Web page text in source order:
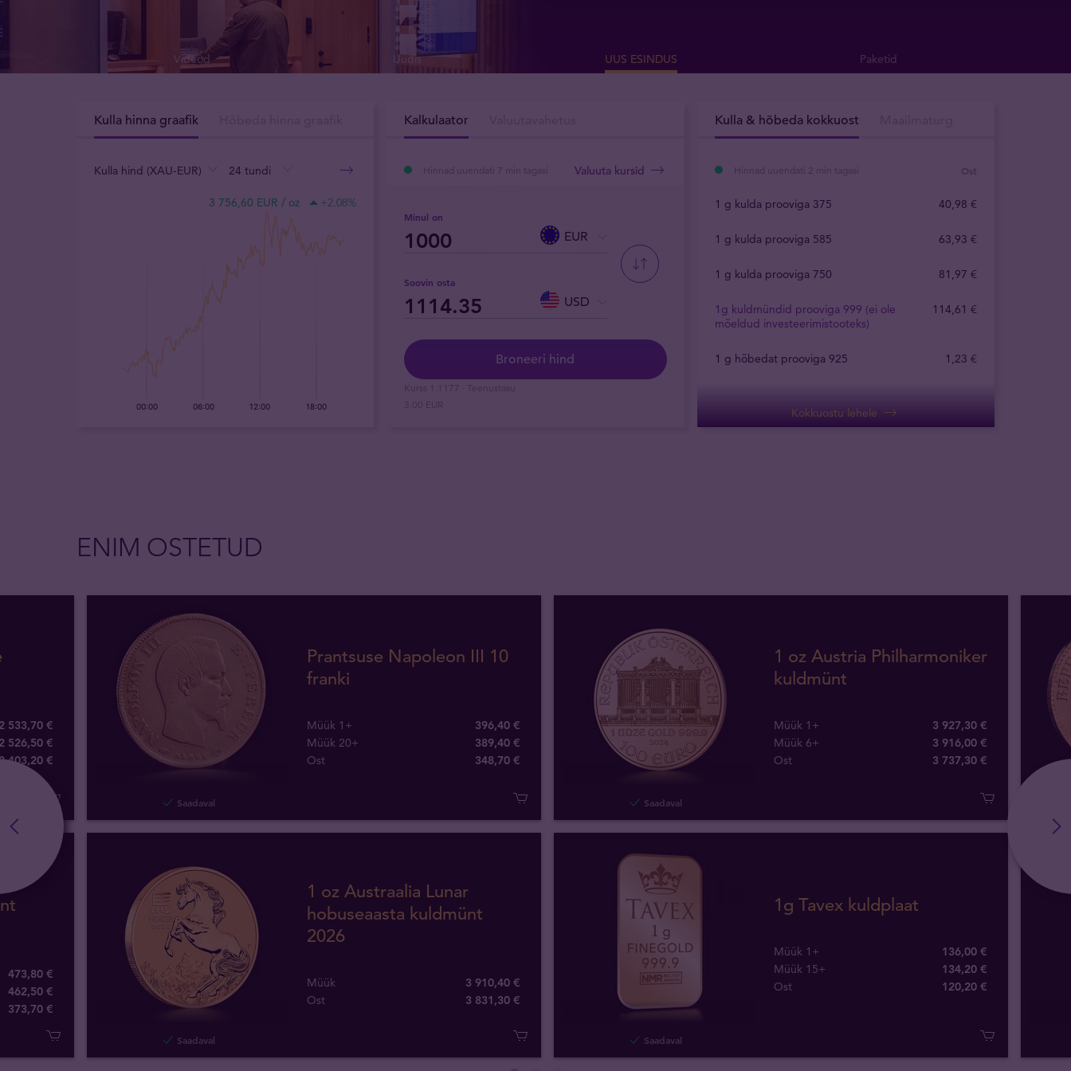
Videod Uudis UUS ESINDUS Paketid
Kulla hinna graafik
Kulla hind (XAU-EUR) 24 tundi
3 756,60 EUR / oz +2.08%
Kalkulaator
Hinnad uuendati 7 min tagasi
Minul on
EUR
Soovin osta
USD
Broneeri hind
Valuuta kursid
Kulla & hõbeda kokkuost
Hinnad uuendati 2 min tagasi Ost
1 g kulda prooviga 375 40,98 €
1 g kulda prooviga 585 63,93 €
1 g kulda prooviga 750 81 ,97 €
1g kuldmündid prooviga 999 (ei ole
mõeldud investeerimistooteks)
114,61 €
1 g hõbedat prooviga 925 1 ,23 €
Kokkuostu lehele
ENIM OSTETUD
533,70 €
526,50 €
403,20 €
473,80 €
462,50 €
373,70 €
Saadaval
Prantsuse Napoleon III 10
franki
Müük 1+
396,40 €
Müük 20+
389,40 €
Ost
348,70 €
Saadaval
1 oz Austria Philharmoniker
kuldmünt
Müük 1+
3 927,30 €
Müük 6+
3 916,00 €
Ost
3 737,30 €
Saadaval
1 oz Austraalia Lunar
hobuseaasta kuldmünt
2026
Müük
3 910,40 €
Ost
3 831,30 €
Saadaval
1g Tavex kuldplaat
Müük 1+
136,00 €
Müük 15+
134,20 €
Ost
120,20 €